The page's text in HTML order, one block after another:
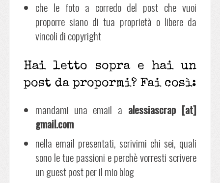
che le foto a corredo del post che vuoi
proporre siano di tua proprietà o libere da
vincoli di copyright
Hai letto sopra e hai un
post da propormi? Fai così:
mandami una email a alessiascrap [at]
gmail.com
nella email presentati, scrivimi chi sei, quali
sono le tue passioni e perchè vorresti scrivere
un guest post per il mio blog